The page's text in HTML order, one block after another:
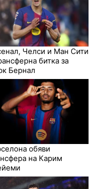
Челси и Ман Сити
битка за
Бернал
обяви
на Карим